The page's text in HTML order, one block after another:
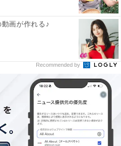
画が作れる♪
Recommended by